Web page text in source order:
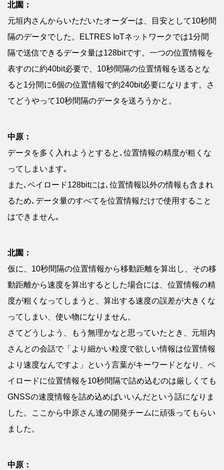
北園：
元垣内さんからいただいたオーダーは、目安として10秒間
隔のデータでした。ELTRES IoTネットワークでは1分間
隔で送信できるデータ量は128bitです。一つの位置情報を
表すのに約40bit必要で、10秒間隔の位置情報を送るとな
ると1分間に6個の位置情報で約240bit必要になります。さ
てどうやって10秒間隔のデータを送ろうかと。
中原：
データを多く入れようとすると､位置情報の精度が粗くな
ってしまいます｡
また､ペイロード128bitには､位置情報以外の情報も含まれ
るため､データ量のすべてを位置情報だけで使用すること
はできません｡
北園：
仮に、10秒間隔の位置情報から移動距離を算出し、その移
動距離から速度を算出するとした場合には、位置情報の精
度が粗くなってしまうと、算出する速度の誤差が大きくな
ってしまい、使い物になりません。
さてどうしよう、もう無理かなと思っていたとき、元垣内
さんとの会話で「より細かい粒度で欲しい情報は位置情報
より速度なんですよ」という言葉がキーワードとなり、ペ
イロードに位置情報を10秒間隔で詰め込むのは厳しくても
GNSSの速度情報を詰め込めばいいんだという話になりま
した。ここから中原さん達の開発チームに頑張ってもらい
ました。
中原：